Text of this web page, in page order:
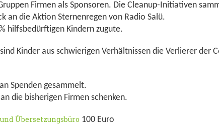
Firmen als Sponsoren. Die Cleanup-Initiativen
an die Aktion Sternenregen von Radio Salü.
hilfsbedürftigen Kindern zugute.
Kinder aus schwierigen Verhältnissen die Verlierer der
Spenden gesammelt.
die bisherigen Firmen schenken.
Übersetzungsbüro 100 Euro